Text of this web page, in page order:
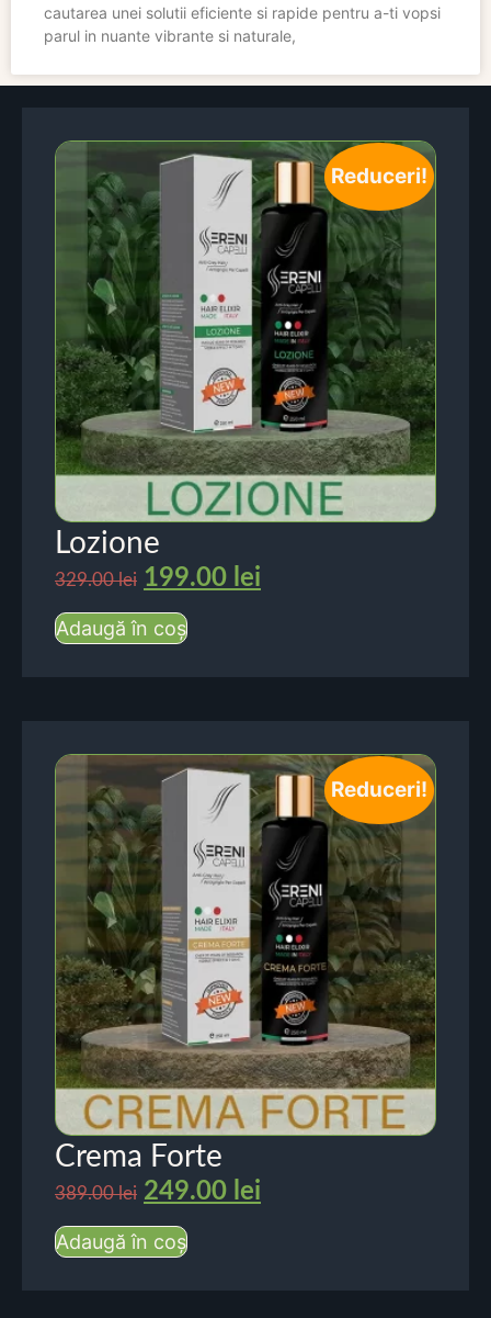
cautarea unei solutii eficiente si rapide pentru a-ti vopsi
parul in nuante vibrante si naturale,
Reduceri!
Lozione
329.00lei 199.00 lei
Adaugă în coș
Reduceri!
Crema Forte
389.00lei 249.00 lei
Adaugă în coș